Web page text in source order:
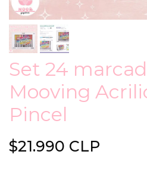
Set 24
Mooving
Pincel
$21.990 CLP